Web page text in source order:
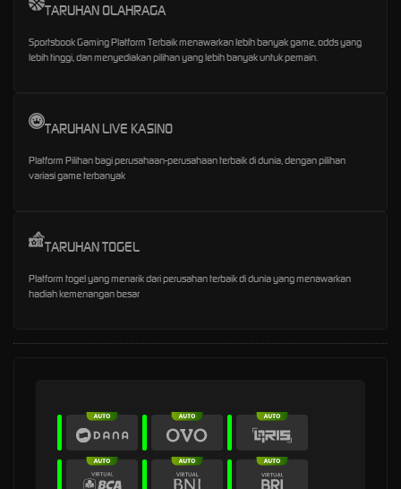
TARUHAN OLAHRAGA
Sportsbook Gaming Platform Terbaik menawarkan lebih banyak game, odds yang
lebih tinggi, dan menyediakan pilihan yang lebih banyak untuk pemain.
TARUHAN LIVE KASINO
Platform Pilihan bagi perusahaan-perusahaan terbaik di dunia, dengan pilihan
variasi game terbanyak
TARUHAN TOGEL
Platform togel yang menarik dari perusahan terbaik di dunia yang menawarkan
hadiah kemenangan besar